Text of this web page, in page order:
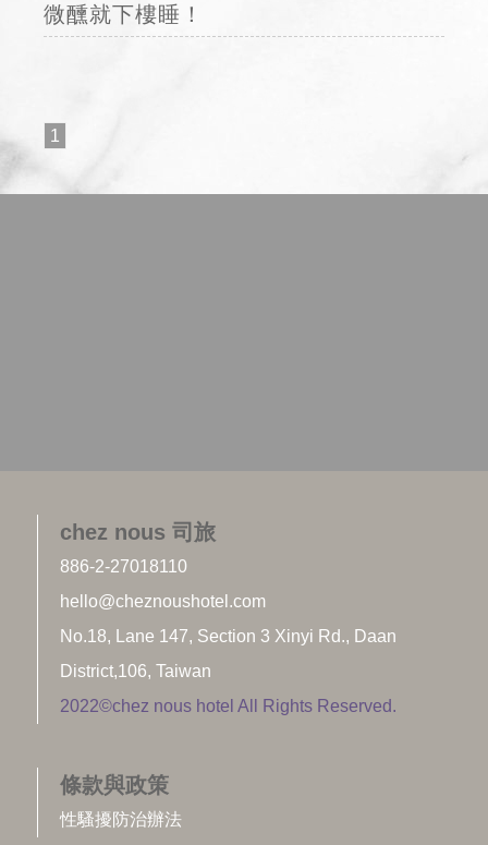
微醺就下樓睡！
1
chez nous 司旅
886-2-27018110
hello@cheznoushotel.com
No.18, Lane 147, Section 3 Xinyi Rd., Daan
District,106, Taiwan
2022©chez nous hotel All Rights Reserved.
條款與政策
性騷擾防治辦法